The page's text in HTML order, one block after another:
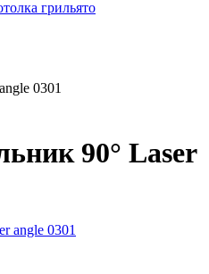
грильято
0301
90° Laser